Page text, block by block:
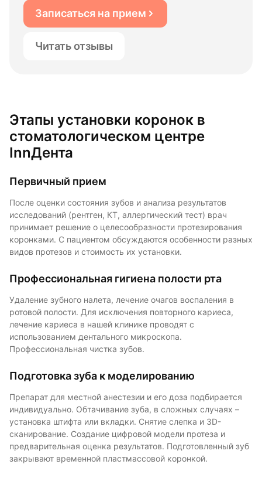
Записаться на прием
Читать отзывы
Этапы установки коронок в
стоматологическом центре
InnДента
Первичный прием
После оценки состояния зубов и анализа результатов
исследований (рентген, КТ, аллергический тест) врач
принимает решение о целесообразности протезирования
коронками. С пациентом обсуждаются особенности разных
видов протезов и стоимость их установки.
Профессиональная гигиена полости рта
Удаление зубного налета, лечение очагов воспаления в
ротовой полости. Для исключения повторного кариеса,
лечение кариеса в нашей клинике проводят с
использованием дентального микроскопа.
Профессиональная чистка зубов.
Подготовка зуба к моделированию
Препарат для местной анестезии и его доза подбирается
индивидуально. Обтачивание зуба, в сложных случаях –
установка штифта или вкладки. Снятие слепка и 3D-
сканирование. Создание цифровой модели протеза и
предварительная оценка результатов. Подготовленный зуб
закрывают временной пластмассовой коронкой.